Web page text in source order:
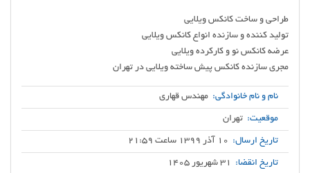
مجری سازنده کانکس پیش ساخته ویلایی در تهران
نام و نام خانوادگی: مهندس قهاری
موقعیت: تهران
تاریخ ارسال: 10 آذر 1399 ساعت 21:59
تاریخ انقضا: 31 شهریور 1405